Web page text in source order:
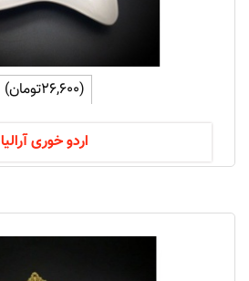
(26,600تومان)
اردو خوری آرالیا